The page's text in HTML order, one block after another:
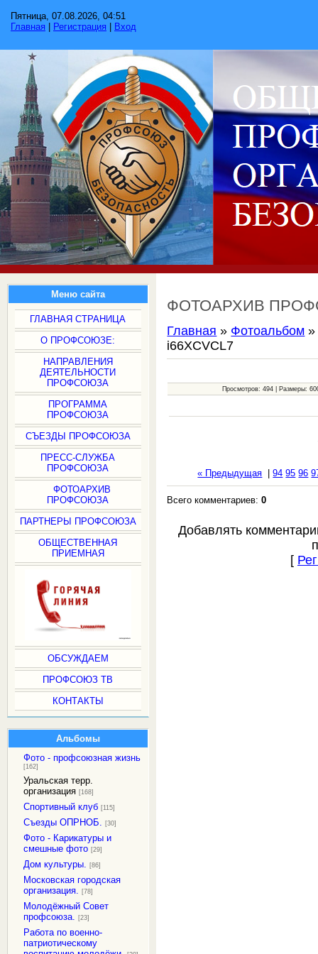
Пятница, 07.08.2026, 04:51
Главная
Регистрация Вход
Меню сайта
ГЛАВНАЯ СТРАНИЦА
О ПРОФСОЮЗЕ:
НАПРАВЛЕНИЯ
ДЕЯТЕЛЬНОСТИ
ПРОФСОЮЗА
ПРОГРАММА
ПРОФСОЮЗА
СЪЕЗДЫ ПРОФСОЮЗА
ПРЕСС-СЛУЖБА
ПРОФСОЮЗА
ФОТОАРХИВ
ПРОФСОЮЗА
ПАРТНЕРЫ ПРОФСОЮЗА
ОБЩЕСТВЕННАЯ
ПРИЕМНАЯ
ОБСУЖДАЕМ
ПРОФСОЮЗ ТВ
КОНТАКТЫ
Альбомы
Фото - профсоюзная жизнь
[162]
Уральская терр.
организация [168]
Спортивный клуб [115]
Съезды ОПРНОБ. [30]
Фото - Карикатуры и
смешные фото [29]
Дом культуры. [86]
Московская городская
организация. [78]
Молодёжный Совет
профсоюза. [23]
Работа по военно-
патриотическому
ФОТОАРХИВ
Главная » Фотоальбом
i66XCVCL7
Просмотров: 494 | Размеры:
« Предыдущая |94 95 96
Всего комментариев:0
Добавлять
[